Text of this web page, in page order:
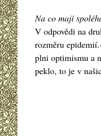
Na co mají
V odpovědi na
rozměru
plni optimismu a
peklo, to je v